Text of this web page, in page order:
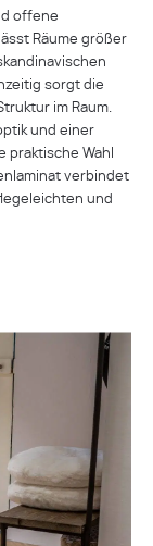
offene
Räume größer
sorgt die
im Raum.
und einer
Wahl
verbindet
und